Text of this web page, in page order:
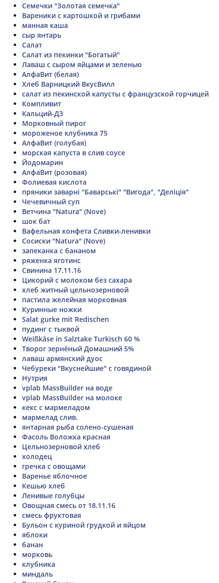
Семечки "Золотая семечка"
Вареники с картошкой и грибами
манная каша
сыр янтарь
Салат
Салат из пекинки "Богатый"
Лаваш с сыром яйцами и зеленью
АлфаВит (белая)
Хлеб Варницкий ВкусВилл
салат из пекинской капусты с французской горчицей
Компливит
Кальций-Д3
Морковный пирог
мороженое клубника 75
АлфаВит (голубая)
морская капуста в слив соусе
Йодомарин
АлфаВит (розовая)
Фолиевая кислота
пряники заварні "Баварські" "Вигода", "Деліція"
Чечевичный суп
Ветчина "Natura" (Nove)
шок бат
Вафельная конфета Сливки-ленивки
Сосиски "Natura" (Nove)
запеканка с бананом
ряженка яготинс
Свинина 17.11.16
Цикорий с молоком без сахара
хлеб житный цельнозерновой
пастила желейная морковная
Куринные ножки
Salat gurke mit Redischen
пудинг с тыквой
Weißkäse in Salztake Turkisch 60 %
Творог зернёный Домашний 5%
лаваш армянский дуос
Чебуреки "Вкуснейшие" с говядиной
Нутрия
vplab MassBuilder на воде
vplab MassBuilder на молоке
кекс с мармеладом
мармелад слив.
янтарная рыба солено-сушеная
Фасоль Воложка красная
Цельнозерновой хлеб
холодец
гречка с овощами
Варенье яблочное
Кешью хлеб
Ленивые голубцы
Овощная смесь от 18.11.16
смесь фруктовая
Бульон с куриной грудкой и яйцом
яблоки
банан
морковь
клубника
миндаль